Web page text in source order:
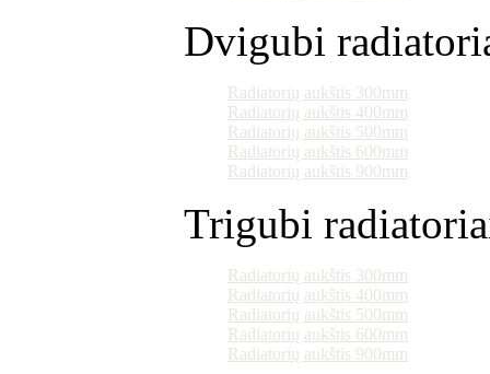
Dvigubi
Radiatorių aukštis 300mm
Radiatorių aukštis 400mm
Radiatorių aukštis 500mm
Radiatorių aukštis 600mm
Radiatorių aukštis 900mm
Trigubi
Radiatorių aukštis 300mm
Radiatorių aukštis 400mm
Radiatorių aukštis 500mm
Radiatorių aukštis 600mm
Radiatorių aukštis 900mm